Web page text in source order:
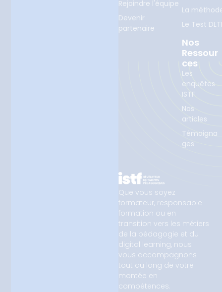
Que vous soyez
formateur, responsable
formation ou en
transition vers les métiers
de la pédagogie et du
digital learning, nous
vous accompagnons
tout au long de votre
montée en
compétences.
Rejoindre l'équipe
Devenir
partenaire
La
Le Test
Nos
Ressour
Ces
Les
enquêtes
ISTF
Nos
articles
Témoigna
ges